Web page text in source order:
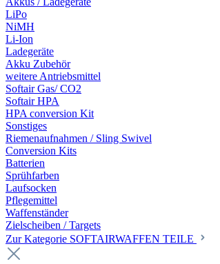
LiPo
NiMH
Li-Ion
Ladegeräte
Akku Zubehör
weitere Antriebsmittel
Softair Gas/ CO2
Softair HPA
HPA conversion Kit
Sonstiges
Riemenaufnahmen / Sling Swivel
Conversion Kits
Batterien
Sprühfarben
Laufsocken
Pflegemittel
Waffenständer
Zielscheiben / Targets
Zur Kategorie SOFTAIRWAFFEN TEILE